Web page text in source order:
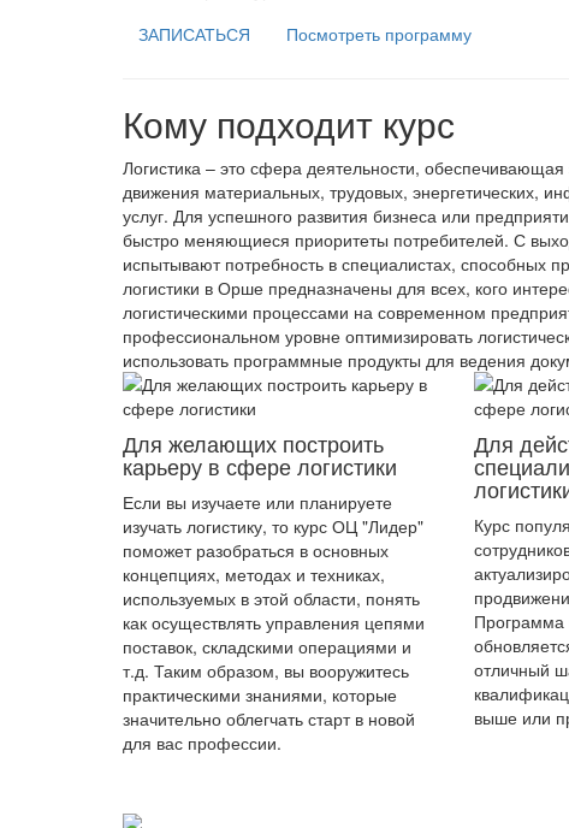
ЗАПИСАТЬСЯ
Посмотреть программу
Кому подходит курс
Логистика – это сфера деятельности,
движения материальных, трудовых, энергетических,
услуг. Для успешного развития бизнеса или
быстро меняющиеся приоритеты потребителей. С
испытывают потребность в специалистах, способных
логистики в Орше предназначены для всех, кого
логистическими процессами на современном
профессиональном уровне оптимизировать
использовать программные продукты для ведения
Для желающих построить
карьеру в сфере логистики
Если вы изучаете или планируете
изучать логистику, то курс ОЦ "Лидер"
поможет разобраться в основных
концепциях, методах и техниках,
используемых в этой области, понять
как осуществлять управления цепями
поставок, складскими операциями и
т.д. Таким образом, вы вооружитесь
практическими знаниями, которые
значительно облегчать старт в новой
для вас профессии.
Для
Курс
Программа
отличный
выше или